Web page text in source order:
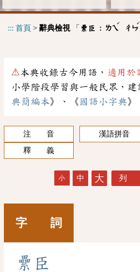
::: 首頁 > 辭典檢視「 纍臣 : ㄌㄟ
ˊ
ㄔㄣ
ˊ
⚠本典收錄古今用語， 適用於
小學階段學習與一般民眾，建
典簡編本》、《 國語小字典》
注 音
漢語拼音
釋 義
小 中 大 列
字 詞
纍 臣